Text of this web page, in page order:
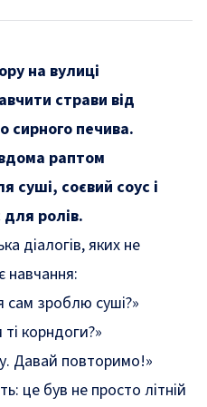
на вулиці
страви від
сирного печива.
раптом
суші, соєвий соус і
ролів.
діалогів, яких не
навчання:
зроблю суші?»
корндоги?»
Давай повторимо!»
це був не просто літній